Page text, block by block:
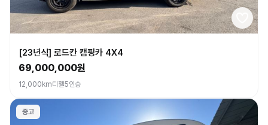
[23년식] 로드칸 캠핑카 4X4
69,000,000원
12,000km디젤5인승
중고